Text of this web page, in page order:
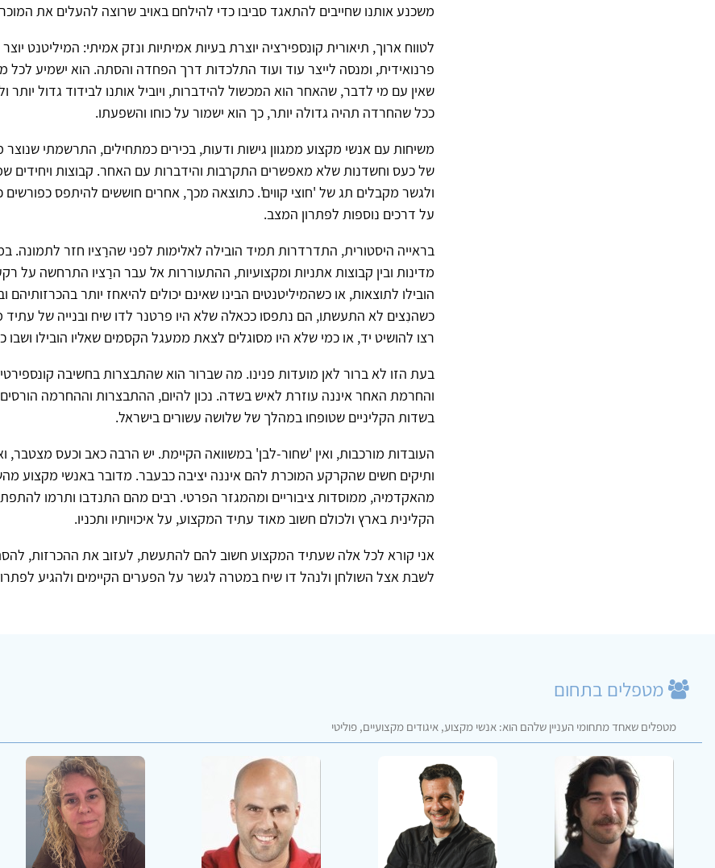
משכנע אותנו שחייבים להתאגד סביבו כדי להילחם באויב שרוצה להעלים את
לטווח ארוך, תיאורית קונספירציה יוצרת בעיות אמיתיות ונזק אמיתי: המיליטנט יוצר
פרנואידית, ומנסה לייצר עוד ועוד התלכדות דרך הפחדה והסתה. הוא ישמיע לכל
שאין עם מי לדבר, שהאחר הוא המכשול להידברות, ויוביל אותנו לבידוד גדול יותר
ככל שהחרדה תהיה גדולה יותר, כך הוא ישמור על כוחו והשפעתו.
משיחות עם אנשי מקצוע ממגוון גישות ודעות, בכירים כמתחילים, התרשמתי שנוצר
של כעס וחשדנות שלא מאפשרים התקרבות והידברות עם האחר. קבוצות ויחידים
ולגשר מקבלים תג של 'חוצי קווים'. כתוצאה מכך, אחרים חוששים להיתפס
על דרכים נוספות לפתרון המצב.
בראייה היסטורית, התדרדרות תמיד הובילה לאלימות לפני שהרַציו חזר לתמונה.
מדינות ובין קבוצות אתניות ומקצועיות, ההתעוררות אל עבר הרַציו התרחשה על
הובילו לתוצאות, או כשהמיליטנטים הבינו שאינם יכולים להיאחז יותר בהכרזותיהם
כשהנִצים לא התעשתו, הם נתפסו ככאלה שלא היו פרטנר לדו שיח ובנייה של
רצו להושיט יד, או כמי שלא היו מסוגלים לצאת ממעגל הקסמים שאליו הובילו
בעת הזו לא ברור לאן מועדות פנינו. מה שברור הוא שהתבצרות בחשיבה
והחרמת האחר איננה עוזרת לאיש בשדה. נכון להיום, ההתבצרות וההחרמה
בשדות הקליניים שטופחו במהלך של שלושה עשורים בישראל.
העובדות מורכבות, ואין 'שחור-לבן' במשוואה הקיימת. יש הרבה כאב וכעס מצטבר,
ותיקים חשים שהקרקע המוכרת להם איננה יציבה כבעבר. מדובר באנשי מקצוע
מהאקדמיה, ממוסדות ציבוריים ומהמגזר הפרטי. רבים מהם התנדבו ותרמו
הקלינית בארץ ולכולם חשוב מאוד עתיד המקצוע, על איכויותיו ותכניו.
אני קורא לכל אלה שעתיד המקצוע חשוב להם להתעשת, לעזוב את ההכרזות,
לשבת אצל השולחן ולנהל דו שיח במטרה לגשר על הפערים הקיימים ולהגיע
מטפלים בתחום
מטפלים שאחד מתחומי העניין שלהם הוא: אנשי מקצוע, איגודים מקצועיים, פוליטי